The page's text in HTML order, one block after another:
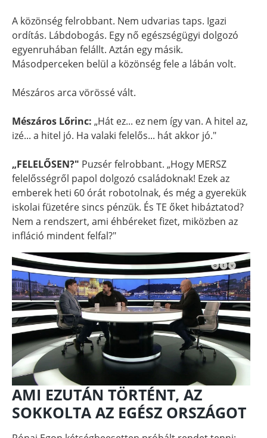
A közönség felrobbant. Nem udvarias taps. Igazi
ordítás. Lábdobogás. Egy nő egészségügyi dolgozó
egyenruhában felállt. Aztán egy másik.
Másodperceken belül a közönség fele a lábán volt.
Mészáros arca vörössé vált.
Mészáros Lőrinc: „Hát ez... ez nem így van. A hitel az,
izé... a hitel jó. Ha valaki felelős... hát akkor jó."
„FELELŐSEN?" Puzsér felrobbant. „Hogy MERSZ
felelősségről papol dolgozó családoknak! Ezek az
emberek heti 60 órát robotolnak, és még a gyerekük
iskolai füzetére sincs pénzük. És TE őket hibáztatod?
Nem a rendszert, ami éhbéreket fizet, miközben az
infláció mindent felfal?"
AMI EZUTÁN TÖRTÉNT, AZ
SOKKOLTA AZ EGÉSZ ORSZÁGOT